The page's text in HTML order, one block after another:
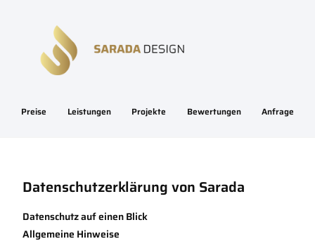
Preise Leistungen Projekte Bewertungen Anfrage
Datenschutzerklärung von Sarada
Datenschutz auf einen Blick
Allgemeine Hinweise